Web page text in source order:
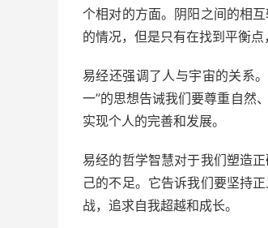
个相对的方面。阴阳之间的相
的情况，但是只有在找到平衡
易经还强调了人与宇宙的关系
一”的思想告诫我们要尊重自然
实现个人的完善和发展。
易经的哲学智慧对于我们塑造
己的不足。它告诉我们要坚持
战，追求自我超越和成长。